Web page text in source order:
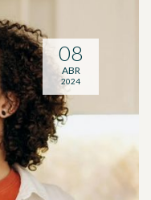
08
ABR
2024